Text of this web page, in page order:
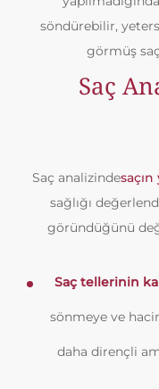
söndürebilir,
görmüş
Saç
Saç analizindesaçın
sağlığı
göründüğünü
Saç tellerinin
sönmeye ve
daha dirençli